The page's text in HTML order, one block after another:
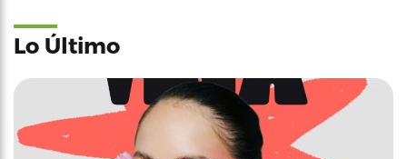
Lo Último